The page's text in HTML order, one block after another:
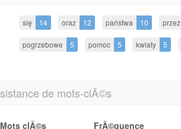
się 14 oraz 12 państwa 10 przez
pogrzebowe 5 pomoc 5 kwiaty 5
de mots-clÃ©s
Mots clÃ©s FrÃ©quence